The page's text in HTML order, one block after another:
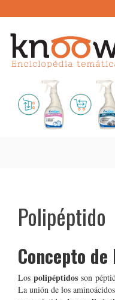
Polipéptido
Concepto
Los polipéptidos son
La unión de los